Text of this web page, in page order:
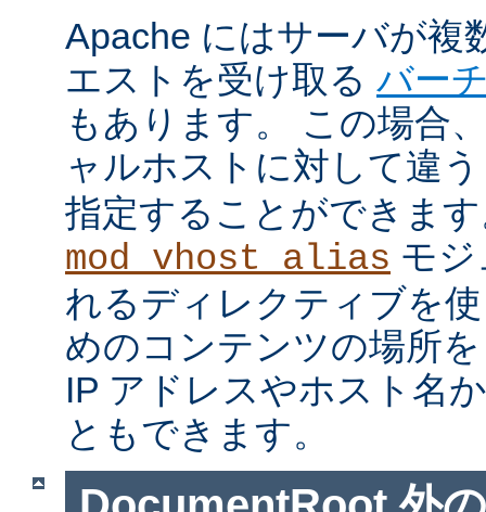
Apache にはサーバが複
エストを受け取る バー
もあります。 この場合
ャルホストに対して違
指定することができま
mod_vhost_alias モ
れるディレクティブを
めのコンテンツの場所
IP アドレスやホスト名
ともできます。